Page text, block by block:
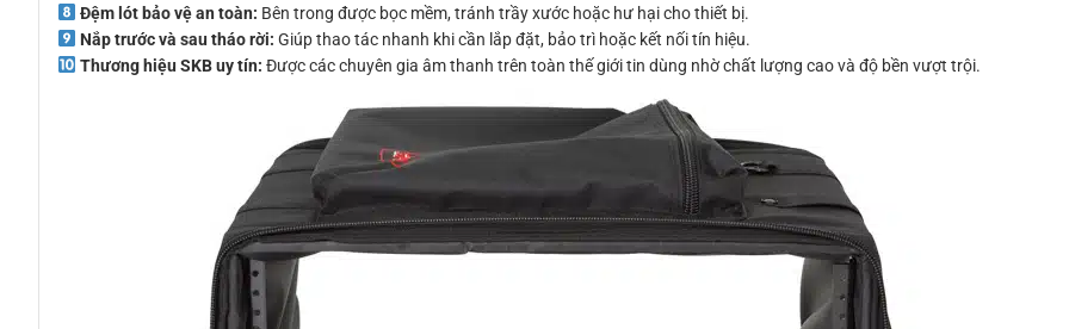
Đệm lót bảo vệ an toàn: Bên trong được bọc mềm, tránh trầy xước hoặc hư hại cho thiết bị.
Nắp trước và sau tháo rời: Giúp thao tác nhanh khi cần lắp đặt, bảo trì hoặc kết nối tín hiệu.
Thương hiệu SKB uy tín: Được các chuyên gia âm thanh trên toàn thế giới tin dùng nhờ chất lượng cao và độ bền vượt trội.